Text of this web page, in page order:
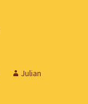
Julian